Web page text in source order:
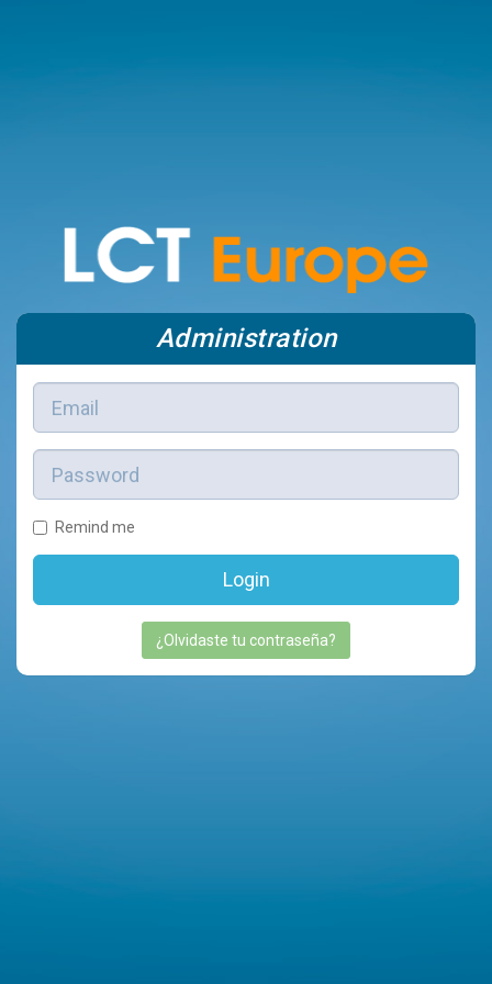
Administration
Remind me
Login
¿Olvidaste tu contraseña?